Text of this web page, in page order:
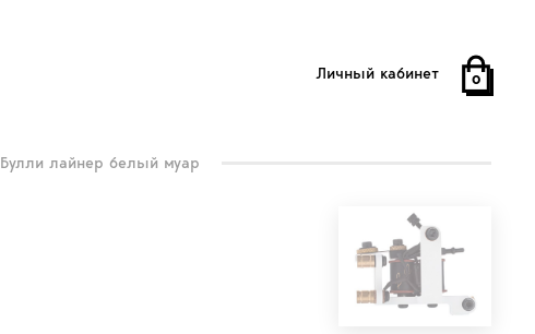
Личный кабинет 0
Булли лайнер белый муар